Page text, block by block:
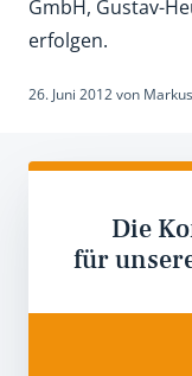
GmbH, Gustav-
erfolgen.
26. Juni 2012von
Die
für